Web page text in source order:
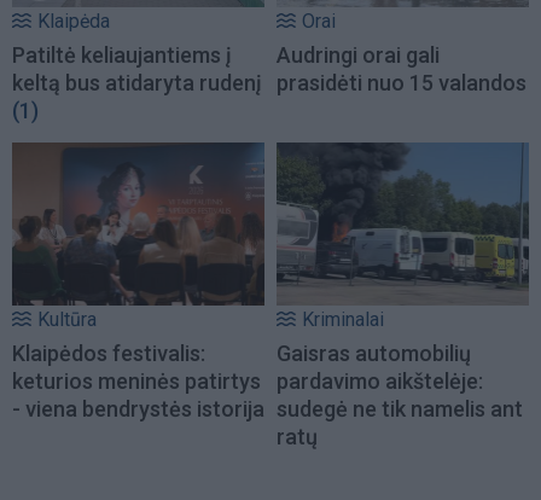
Klaipėda
Patiltė keliaujantiems į
keltą bus atidaryta rudenį
(1)
Orai
Audringi orai gali
prasidėti nuo 15 valandos
Kultūra
Klaipėdos festivalis:
keturios meninės patirtys
- viena bendrystės istorija
Kriminalai
Gaisras automobilių
pardavimo aikštelėje:
sudegė ne tik namelis ant
ratų